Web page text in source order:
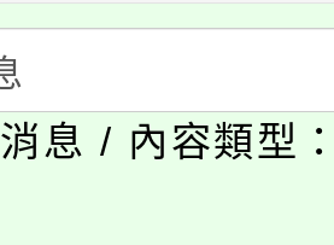
農教育專業人
祭」8/29、30在
登場!
午1時於龍潭區
息 / 內容類型